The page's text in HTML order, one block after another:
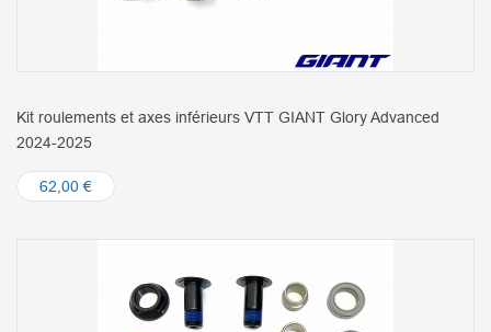
Kit roulements et axes inférieurs VTT GIANT Glory Advanced
2024-2025
62,00 €